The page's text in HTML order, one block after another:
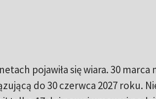
pojawiła się wiara. 30
do 30 czerwca 2027 roku.